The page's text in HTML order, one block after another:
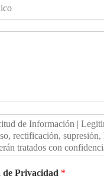
Privacidad *